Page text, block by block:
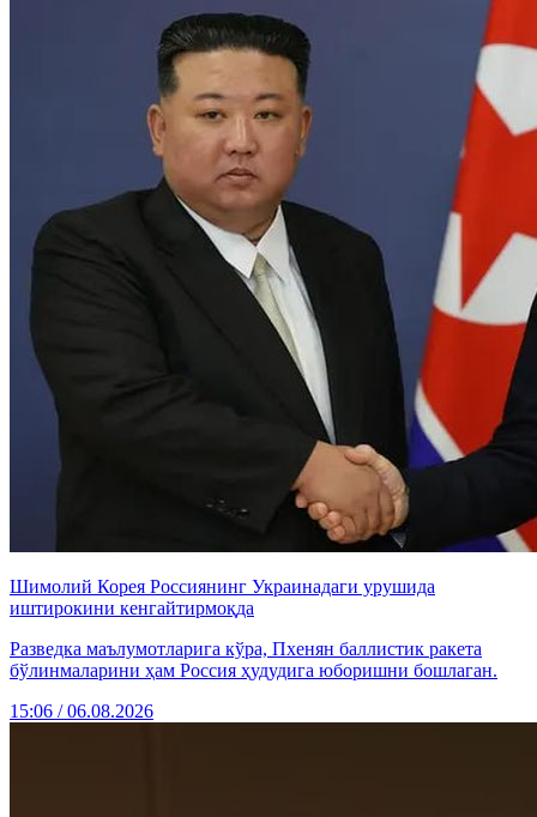
Шимолий Корея Россиянинг Украинадаги урушида
иштирокини кенгайтирмоқда
Разведка маълумотларига кўра, Пхенян баллистик ракета
бўлинмаларини ҳам Россия ҳудудига юборишни бошлаган.
15:06 / 06.08.2026